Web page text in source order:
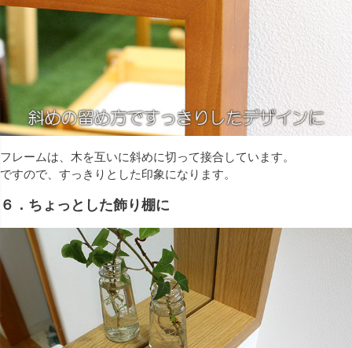
フレームは、木を互いに斜めに切って接合しています。
ですので、すっきりとした印象になります。
６．ちょっとした飾り棚に